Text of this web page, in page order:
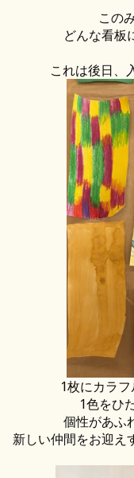
この
どんな看板
これは後日、
1枚にカラ
1色をひ
個性があふ
新しい仲間をお迎え